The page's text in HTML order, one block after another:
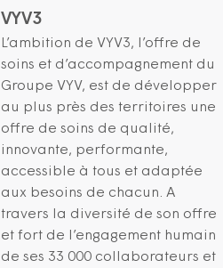
VYV3
L’ambition de VYV3, l’offre de
soins et d’accompagnement du
Groupe VYV, est de développer
au plus près des territoires une
offre de soins de qualité,
innovante, performante,
accessible à tous et adaptée
aux besoins de chacun. A
travers la diversité de son offre
et fort de l’engagement humain
de ses 33 000 collaborateurs et